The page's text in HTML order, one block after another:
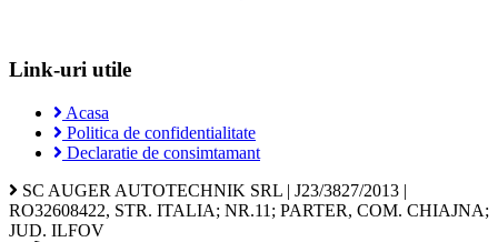
Link-uri utile
Acasa
Politica de confidentialitate
Declaratie de consimtamant
SC AUGER AUTOTECHNIK SRL | J23/3827/2013 |
RO32608422, STR. ITALIA; NR.11; PARTER, COM. CHIAJNA;
JUD. ILFOV